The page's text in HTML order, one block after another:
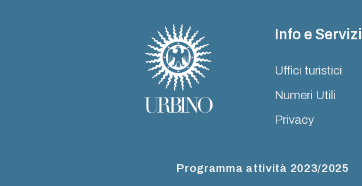
Info e Servizi
Uffici turistici
Numeri Utili
Privacy
Programma attività 2023/2025